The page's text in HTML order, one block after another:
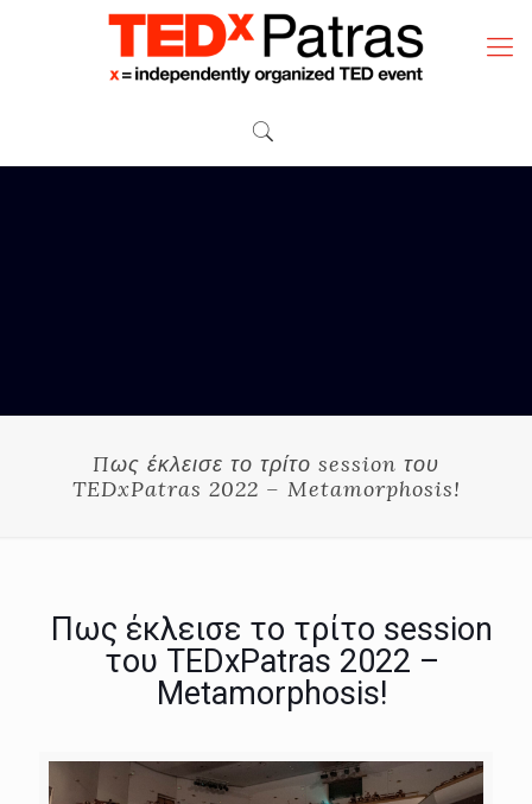
Πως έκλεισε το τρίτο session του
TEDxPatras 2022 – Metamorphosis!
Πως έκλεισε το τρίτο session
του TEDxPatras 2022 –
Metamorphosis!